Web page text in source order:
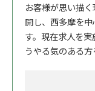
お客様が思い描
開し、西多摩を
す。現在求人を
うやる気のある方